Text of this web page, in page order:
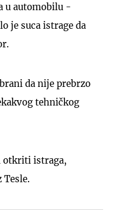
u automobilu -
je suca istrage da
da nije prebrzo
tehničkog
otkriti istraga,
Tesle.